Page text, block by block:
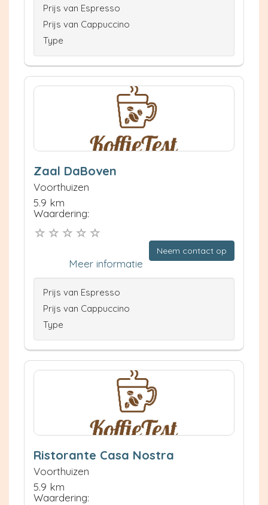
Prijs van Espresso
Prijs van Cappuccino
Type
Zaal DaBoven
Voorthuizen
5.9 km
Waardering:
Neem contact op
Meer informatie
Prijs van Espresso
Prijs van Cappuccino
Type
Ristorante Casa Nostra
Voorthuizen
5.9 km
Waardering: